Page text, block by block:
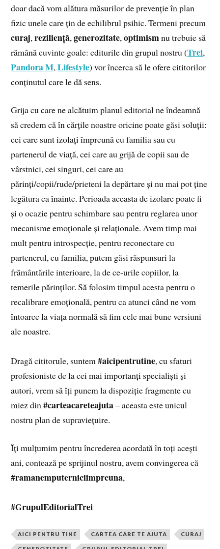
doar dacă vom alătura măsurilor de prevenție în plan
fizic unele care țin de echilibrul psihic. Termeni precum
curaj,reziliență,generozitate,optimismnu trebuie să
rămână cuvinte goale: editurile din grupul nostru (Trei,
Pandora M,Lifestyle) vor încerca să le ofere cititorilor
conținutul care le dă sens.
Grija cu care ne alcătuim planul editorial ne îndeamnă
să credem că în cărțile noastre oricine poate găsi soluții:
cei care sunt izolați împreună cu familia sau cu
partenerul de viață, cei care au grijă de copii sau de
vârstnici, cei singuri, cei care au
părinți/copii/rude/prieteni la depărtare și nu mai pot ține
legătura ca înainte. Perioada aceasta de izolare poate fi
și o ocazie pentru schimbare sau pentru reglarea unor
mecanisme emoționale și relaționale. Avem timp mai
mult pentru introspecție, pentru reconectare cu
partenerul, cu familia, putem găsi răspunsuri la
frământările interioare, la de ce-urile copiilor, la
temerile părinților. Să folosim timpul acesta pentru o
recalibrare emoțională, pentru ca atunci când ne vom
întoarce la viața normală să fim cele mai bune versiuni
ale noastre.
Dragă cititorule, suntem#aicipentrutine, cu sfaturi
profesioniste de la cei mai importanți specialiști și
autori, vrem să îți punem la dispoziție fragmente cu
miez din#carteacareteajuta– aceasta este unicul
nostru plan de supraviețuire.
Îți mulțumim pentru încrederea acordată în toți acești
ani, contează pe sprijinul nostru, avem convingerea că
#ramanemputerniciimpreuna,
#GrupulEditorialTrei
AICI PENTRU TINE CARTEA CARE TE AJUTA CURAJ